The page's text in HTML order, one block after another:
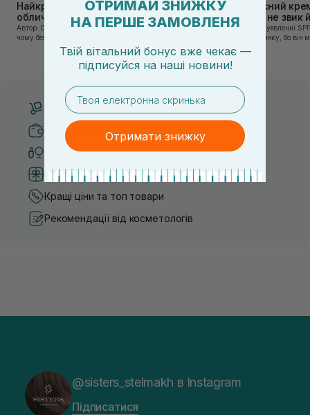
Найкращі тонери та тоніки для
обличчя: ТОП-7 засобів
Автор: Олеся Вакулко [artnav] У цій статті ми пояснимо,
чому без тонера ваш крем працює лише на 50%, і як
знайти засіб під потреби саме вашої шкіри. Хибною є
думка, що тонізація — це зайвий е...
Сонцезахисний
тих, хто ще не звик
Якщо у вашому уявленні
лише на відпочинку, бо він
чи скочується під макіяжем
Безкоштовна доставка від 3000 UAH
Безпечні способи оплати
Тільки оригінальна косметика
Система бонусів та лояльності
Кращі ціни та топ товари
Рекомендації від косметологів
@sisters_stelmakh в Instagram
Підписатися
ОТРИМАЙ ЗНИЖКУ
НА ПЕРШЕ ЗАМОВЛЕНЯ
Твій вітальний бонус вже чекає —
підписуйся на наші новини!
email
Отримати знижку